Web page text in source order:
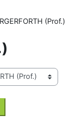
(Prof.)
suchen